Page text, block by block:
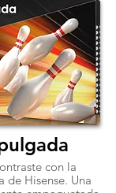
con la
de Hisense. Una